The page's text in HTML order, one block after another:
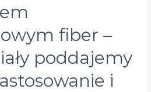
fiber –
poddajemy
i